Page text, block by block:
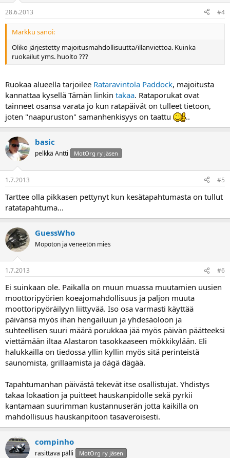
28.6.2013 #4
Markku sanoi:
Oliko järjestetty majoitusmahdollisuutta/illanviettoa. Kuinka
ruokailut yms. huolto ???
Ruokaa alueella tarjoilee Rataravintola Paddock, majoitusta
kannattaa kysellä Tämän linkin takaa. Rataporukat ovat
tainneet osansa varata jo kun ratapäivät on tulleet tietoon,
joten "naapuruston" samanhenkisyys on taattu
..
basic
pelkkä Antti MotOrg ry jäsen
1.7.2013 #5
Tarttee olla pikkasen pettynyt kun kesätapahtumasta on tullut
ratatapahtuma...
GuessWho
Mopoton ja veneetön mies
1.7.2013 #6
Ei suinkaan ole. Paikalla on muun muassa muutamien uusien
moottoripyörien koeajomahdollisuus ja paljon muuta
moottoripyöräilyyn liittyvää. Iso osa varmasti käyttää
päivänsä myös ihan hengailuun ja yhdesäoloon ja
suhteellisen suuri määrä porukkaa jää myös päivän päätteeksi
viettämään iltaa Alastaron tasokkaaseen mökkikylään. Eli
halukkailla on tiedossa yllin kyllin myös sitä perinteistä
saunomista, grillaamista ja dägä dägää.
Tapahtumanhan päivästä tekevät itse osallistujat. Yhdistys
takaa lokaation ja puitteet hauskanpidolle sekä pyrkii
kantamaan suurimman kustannuserän jotta kaikilla on
mahdollisuus hauskanpitoon tasaveroisesti.
compinho
rasittava pälli MotOrg ry jäsen